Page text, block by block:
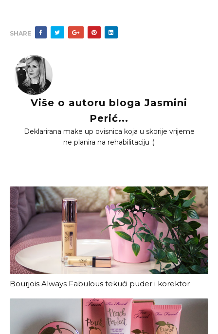
SHARE
Više o autoru bloga Jasmini
Perić...
Deklarirana make up ovisnica koja u skorije vrijeme
ne planira na rehabilitaciju :)
Bourjois Always Fabulous tekući puder i korektor